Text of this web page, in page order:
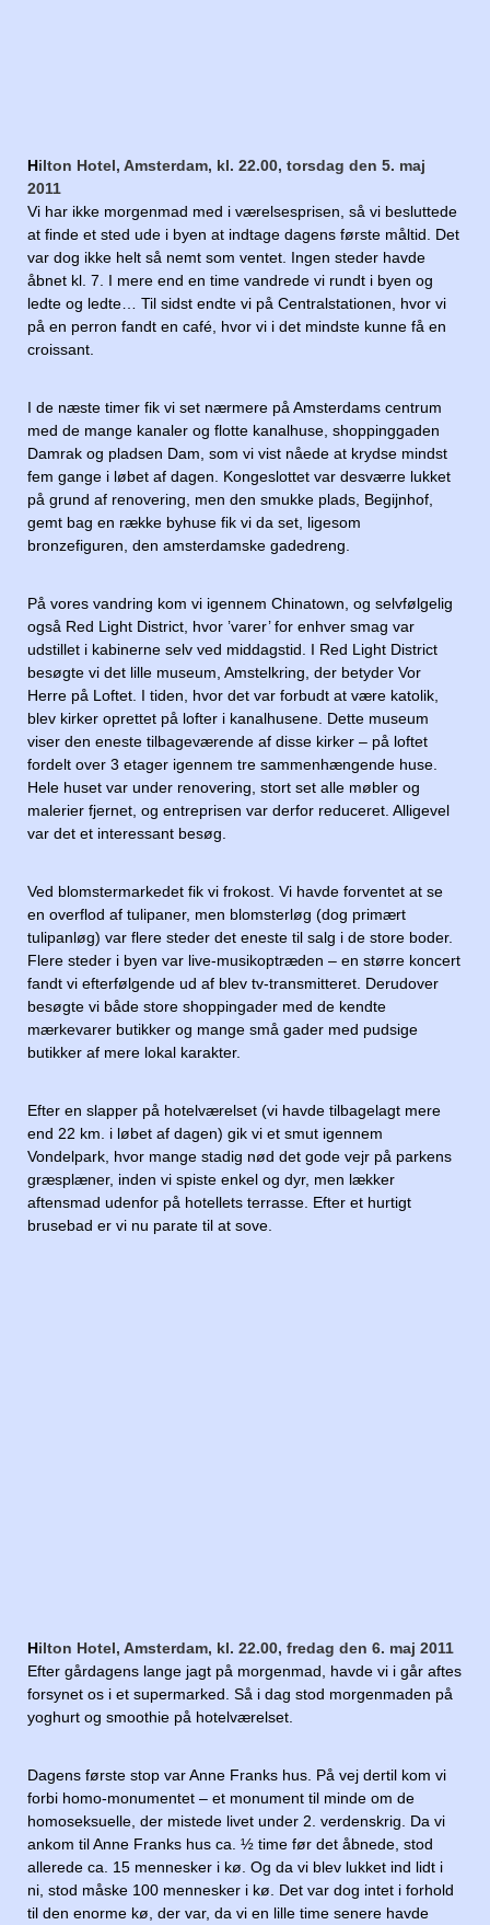
Hilton Hotel, Amsterdam, kl. 22.00, torsdag den 5. maj
2011
Vi har ikke morgenmad med i værelsesprisen, så vi besluttede
at finde et sted ude i byen at indtage dagens første måltid. Det
var dog ikke helt så nemt som ventet. Ingen steder havde
åbnet kl. 7. I mere end en time vandrede vi rundt i byen og
ledte og ledte… Til sidst endte vi på Centralstationen, hvor vi
på en perron fandt en café, hvor vi i det mindste kunne få en
croissant.
I de næste timer fik vi set nærmere på Amsterdams centrum
med de mange kanaler og flotte kanalhuse, shoppinggaden
Damrak og pladsen Dam, som vi vist nåede at krydse mindst
fem gange i løbet af dagen. Kongeslottet var desværre lukket
på grund af renovering, men den smukke plads, Begijnhof,
gemt bag en række byhuse fik vi da set, ligesom
bronzefiguren, den amsterdamske gadedreng.
På vores vandring kom vi igennem Chinatown, og selvfølgelig
også Red Light District, hvor ’varer’ for enhver smag var
udstillet i kabinerne selv ved middagstid. I Red Light District
besøgte vi det lille museum, Amstelkring, der betyder Vor
Herre på Loftet. I tiden, hvor det var forbudt at være katolik,
blev kirker oprettet på lofter i kanalhusene. Dette museum
viser den eneste tilbageværende af disse kirker – på loftet
fordelt over 3 etager igennem tre sammenhængende huse.
Hele huset var under renovering, stort set alle møbler og
malerier fjernet, og entreprisen var derfor reduceret. Alligevel
var det et interessant besøg.
Ved blomstermarkedet fik vi frokost. Vi havde forventet at se
en overflod af tulipaner, men blomsterløg (dog primært
tulipanløg) var flere steder det eneste til salg i de store boder.
Flere steder i byen var live-musikoptræden – en større koncert
fandt vi efterfølgende ud af blev tv-transmitteret. Derudover
besøgte vi både store shoppingader med de kendte
mærkevarer butikker og mange små gader med pudsige
butikker af mere lokal karakter.
Efter en slapper på hotelværelset (vi havde tilbagelagt mere
end 22 km. i løbet af dagen) gik vi et smut igennem
Vondelpark, hvor mange stadig nød det gode vejr på parkens
græsplæner, inden vi spiste enkel og dyr, men lækker
aftensmad udenfor på hotellets terrasse. Efter et hurtigt
brusebad er vi nu parate til at sove.
Hilton Hotel, Amsterdam, kl. 22.00, fredag den 6. maj 2011
Efter gårdagens lange jagt på morgenmad, havde vi i går aftes
forsynet os i et supermarked. Så i dag stod morgenmaden på
yoghurt og smoothie på hotelværelset.
Dagens første stop var Anne Franks hus. På vej dertil kom vi
forbi homo-monumentet – et monument til minde om de
homoseksuelle, der mistede livet under 2. verdenskrig. Da vi
ankom til Anne Franks hus ca. ½ time før det åbnede, stod
allerede ca. 15 mennesker i kø. Og da vi blev lukket ind lidt i
ni, stod måske 100 mennesker i kø. Det var dog intet i forhold
til den enorme kø, der var, da vi en lille time senere havde